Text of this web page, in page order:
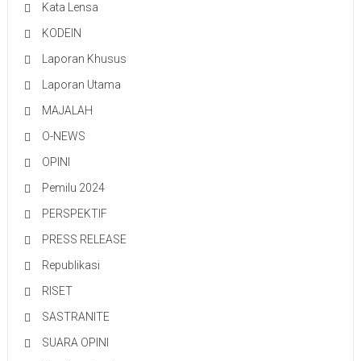
Kata Lensa
KODEIN
Laporan Khusus
Laporan Utama
MAJALAH
O-NEWS
OPINI
Pemilu 2024
PERSPEKTIF
PRESS RELEASE
Republikasi
RISET
SASTRANITE
SUARA OPINI